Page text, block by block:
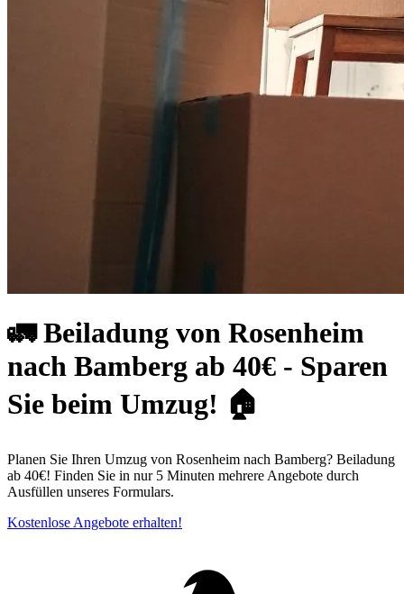
🚛 Beiladung von Rosenheim
nach Bamberg ab 40€ - Sparen
Sie beim Umzug! 🏠
Planen Sie Ihren Umzug von Rosenheim nach Bamberg? Beiladung
ab 40€! Finden Sie in nur 5 Minuten mehrere Angebote durch
Ausfüllen unseres Formulars.
Kostenlose Angebote erhalten!